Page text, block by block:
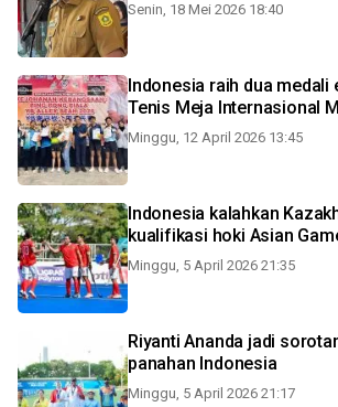
Senin, 18 Mei 2026 18:40
Indonesia raih dua medali
Tenis Meja Internasional
Minggu, 12 April 2026 13:45
Indonesia kalahkan
kualifikasi hoki Asian
Minggu, 5 April 2026 21:35
Riyanti Ananda jadi
panahan Indonesia
Minggu, 5 April 2026 21:17